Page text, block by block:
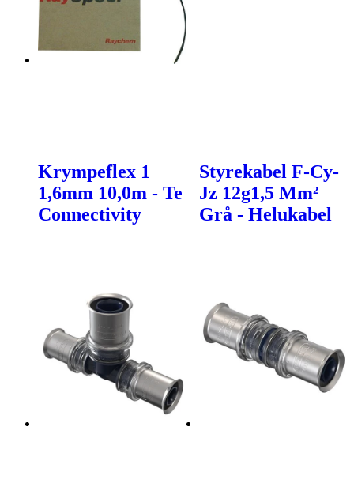
Krympeflex 1
1,6mm 10,0m - Te
Connectivity
Styrekabel F-Cy-
Jz 12g1,5 Mm²
Grå - Helukabel